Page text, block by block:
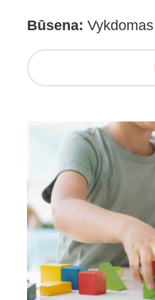
Būsena: Vykdomas